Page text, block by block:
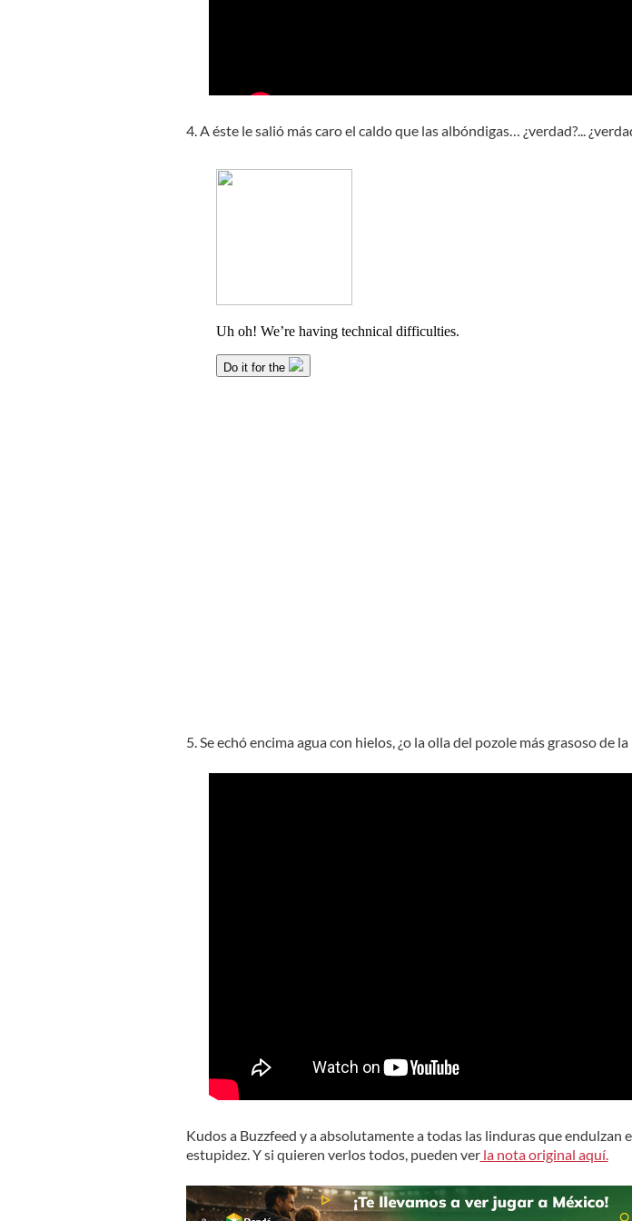
4. A éste le salió más caro el caldo que las albóndigas… ¿verdad?...
5. Se echó encima agua con hielos, ¿o la olla del pozole más grasoso de
Kudos a Buzzfeed y a absolutamente a todas las linduras que endulzan
estupidez. Y si quieren verlos todos, pueden verla nota original aquí.